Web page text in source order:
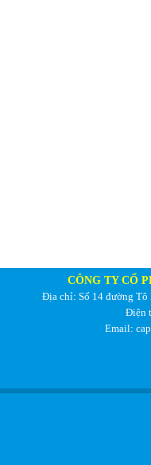
CÔNG TY CỔ
Địa chỉ: Số 14 đường Tô
Điện
Email: